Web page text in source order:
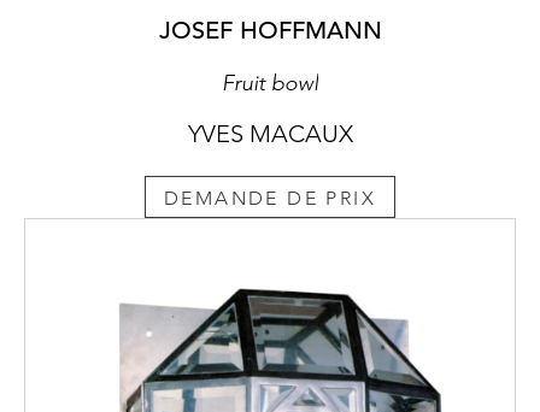
JOSEF HOFFMANN
Fruit bowl
YVES MACAUX
DEMANDE DE PRIX